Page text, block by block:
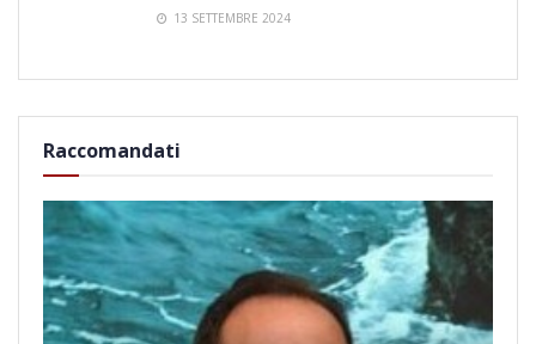
13 SETTEMBRE 2024
Raccomandati